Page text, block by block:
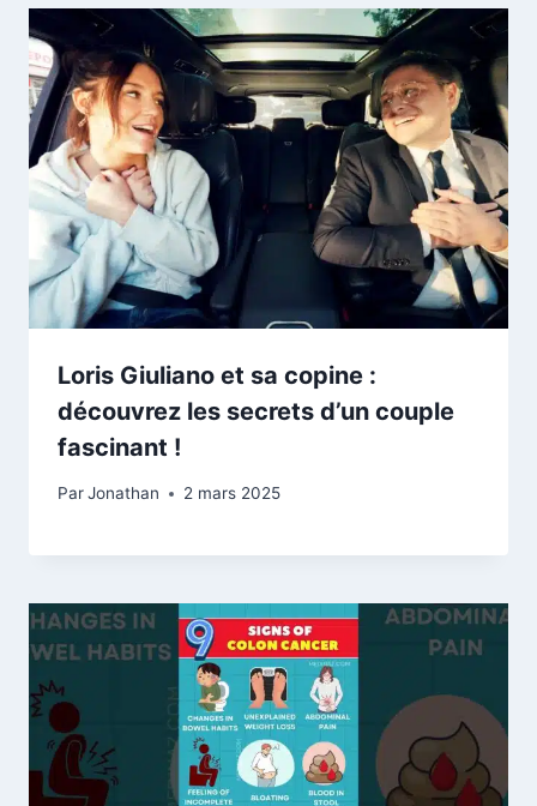
Loris Giuliano et sa copine :
découvrez les secrets d’un couple
fascinant !
ParJonathan 2 mars 2025